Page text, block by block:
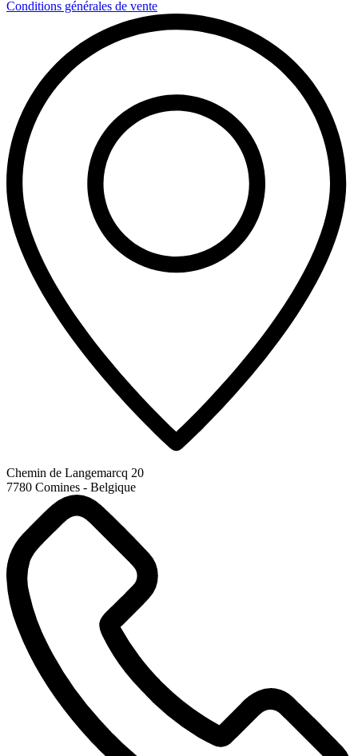
Conditions générales de vente
Chemin de Langemarcq 20
7780 Comines - Belgique